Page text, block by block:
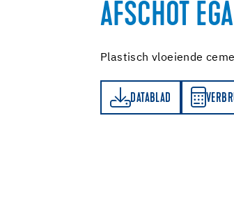
AFSCHOT
Plastisch vloeiende
DATABLAD
VERBRUIKSBEREKENER